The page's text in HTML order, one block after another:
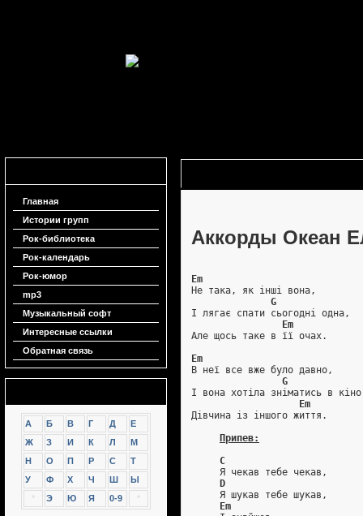
Главная
Истории групп
Рок-библиотека
Рок-календарь
Рок-юмор
mp3
Музыкальный софт
Интересные ссылки
Обратная связь
А Б В Г Д
Е
Ж
З И К Л
М
Н
О П Р С
Т
У
Ф Х Ч Ш
Ы
Э Ю Я 0-9
Аккорды Океан
Em
Не така, як інші вона,
G
І лягає спати сьогодні одна,
Em
Але щось таке в її очах.
Em
В неї все вже було давно,
G
І вона хотіла зніматись в
Em
Дівчина із іншого життя.
Припев:
C
     Я чекав тебе чекав,
D
     Я шукав тебе шукав,
Em